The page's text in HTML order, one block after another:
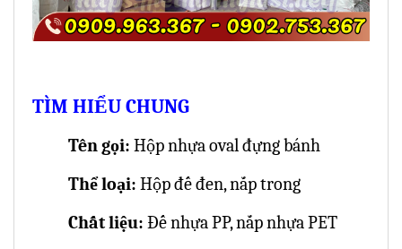
TÌM HIỂU CHUNG
Tên gọi: Hộp nhựa oval đựng bánh
Thể loại: Hộp đế đen, nắp trong
Chất liệu: Đế nhựa PP, nắp nhựa PET